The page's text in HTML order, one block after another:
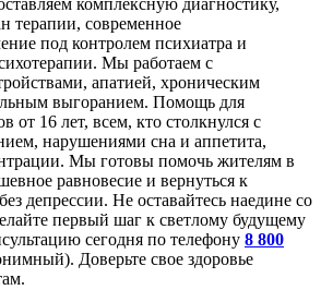
комплексную диагностику,
терапии, современное
под контролем психиатра и
Мы работаем с
апатией, хроническим
выгоранием. Помощь для
от 16 лет, всем, кто столкнулся с
нарушениями сна и аппетита,
Мы готовы помочь жителям в
равновесие и вернуться к
депрессии. Не оставайтесь наедине со
первый шаг к светлому будущему
сегодня по телефону 8 800
Доверьте свое здоровье